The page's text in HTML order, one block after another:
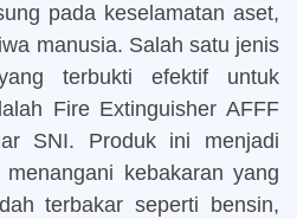
pada keselamatan aset,
manusia. Salah satu jenis
terbukti efektif untuk
Fire Extinguisher AFFF
SNI. Produk ini menjadi
kebakaran yang
terbakar seperti bensin,